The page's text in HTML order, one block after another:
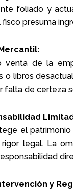
foliado y
presuma
venta de la
o libros
falta de certeza
el
legal. La
y